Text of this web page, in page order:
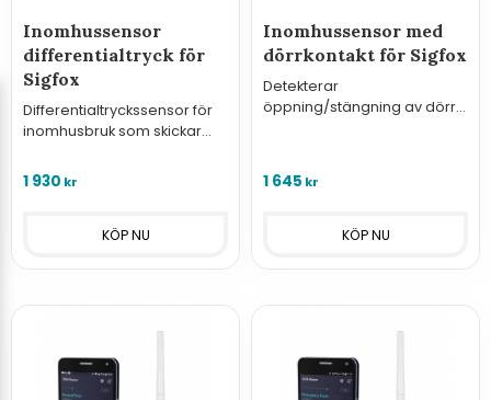
Inomhussensor
differentialtryck för
Sigfox
Differentialtryckssensor för
inomhusbruk som skickar
nätverk.
1 930 kr
Inomhussensor med
dörrkontakt för Sigfox
Detekterar
öppning/stängning av dörr
Sigfox nätverk.
1 645 kr